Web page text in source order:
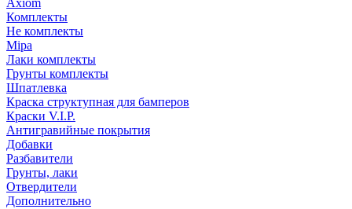
Axiom
Комплекты
Не комплекты
Mipa
Лаки комплекты
Грунты комплекты
Шпатлевка
Краска структупная для бамперов
Краски V.I.P.
Антигравийные покрытия
Добавки
Разбавители
Грунты, лаки
Отвердители
Дополнительно